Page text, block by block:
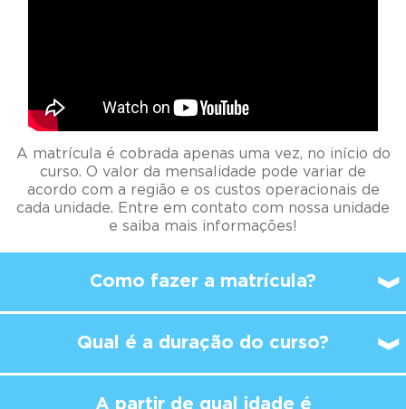
cada unidade. Entre em contato com nossa unidade
e saiba mais informações!
Como fazer a matrícula?
Qual é a duração do curso?
possívelcomeçar a
estudar no Kumon?
A aula no Kumon é